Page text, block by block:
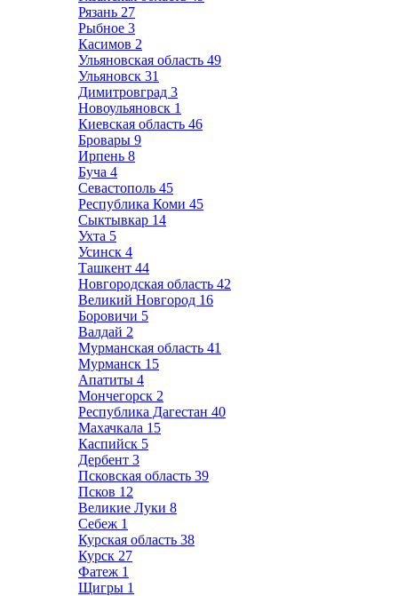
Рязань 27
Рыбное 3
Касимов 2
Ульяновская область 49
Ульяновск 31
Димитровград 3
Новоульяновск 1
Киевская область 46
Бровары 9
Ирпень 8
Буча 4
Севастополь 45
Республика Коми 45
Сыктывкар 14
Ухта 5
Усинск 4
Ташкент 44
Новгородская область 42
Великий Новгород 16
Боровичи 5
Валдай 2
Мурманская область 41
Мурманск 15
Апатиты 4
Мончегорск 2
Республика Дагестан 40
Махачкала 15
Каспийск 5
Дербент 3
Псковская область 39
Псков 12
Великие Луки 8
Себеж 1
Курская область 38
Курск 27
Фатеж 1
Щигры 1